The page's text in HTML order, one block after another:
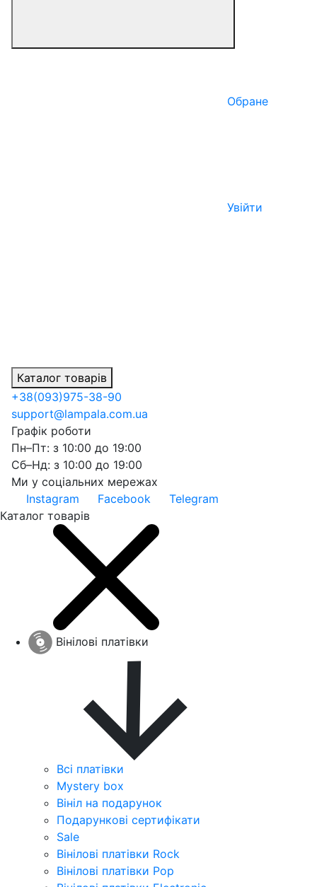
Обране
Увійти
Каталог товарів
+38(093)975-38-90
support@lampala.com.ua
Графік роботи
Пн–Пт: з 10:00 до 19:00
Сб–Нд: з 10:00 до 19:00
Ми у соціальних мережах
Instagram
Facebook
Telegram
Каталог товарів
Вінілові платівки
Всі платівки
Mystery box
Вініл на подарунок
Подарункові сертифікати
Sale
Вінілові платівки Rock
Вінілові платівки Pop